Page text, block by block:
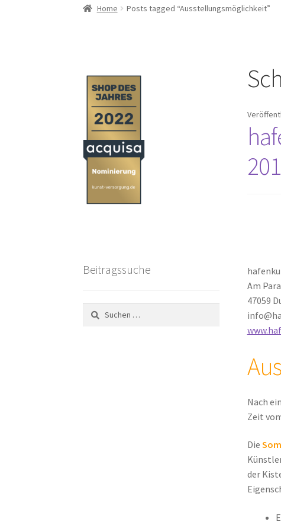
Home Posts tagged “Ausstellungsmöglichkeit”
Am
47059
Nach
Zeit
Die
der
Beitragssuche
Suchen
nach: